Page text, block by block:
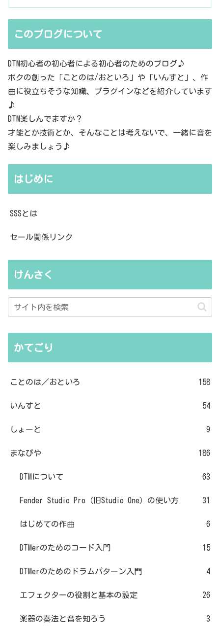
このブログについて
DTM初心者の初心者による初心者のためのブログ♪
ボクの創った「ことのは/おといろ」や「いんすと」、作
曲に役立ちそうな知識、プラグインなどを紹介しています
♪
DTM楽しんでますか？
才能とか技術とか、そんなことは考えないで、一緒に音を
楽しみましょう♪
はじめに
SSSとは
セール関係リンク
けんさく
かてごり
ことのは／おといろ 158
いんすと 54
しょーと 9
まなびや 186
DTMについて 63
Fender Studio Pro（旧Studio One）の使い方 31
はじめての作曲 6
DTMerのためのコード入門 15
DTMerのためのドラムパターン入門 4
エフェクターの役割と基本の設定 26
楽器の奏法と音を知ろう 3